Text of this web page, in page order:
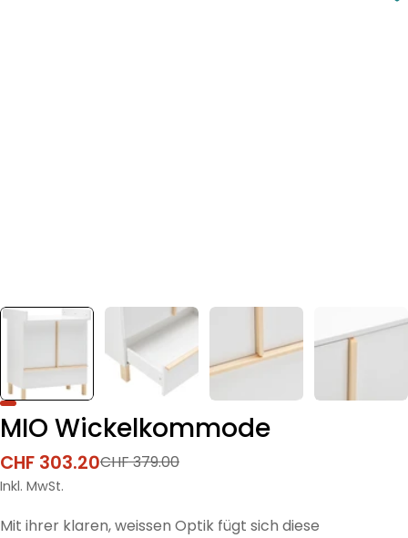
MIO Wickelkommode
Verkaufspreis
CHF 303.20
Regulärer
Preis
CHF 379.00
Inkl. MwSt.
Mit ihrer klaren, weissen Optik fügt sich diese